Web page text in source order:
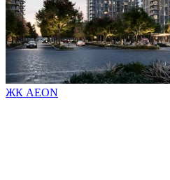
ЖК AEON